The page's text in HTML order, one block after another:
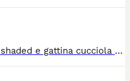
cucciolo gatto persiano golden shaded e gattina cucciola persiana golden shaded da prestigioso allevamento , pedigree Anfi gatti nati il 17 marzo 2026 sono sottoposti a controlli sanitari trattamenti anti funghi pulci e vermi i genitori sono testati contro le principali malattie mangiano cibo di qualità ed integratori . seguiamo le famiglie che prendono i ns gatti durante tutta la vita del micio per indicazioni su alimentazione e condigli di gestione e sanitari. Non fatevi fuor viare da chi cede senza vaccini ne controlli sanitari i gatti vanno tenuti bene e curati e ci insegneremo come farlo al meglio. Pluriennale esperienza , gatti figli di campioni da esposizione pluripremiati